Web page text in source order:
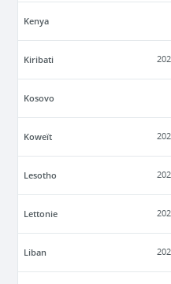
Kenya
Kiribati
Kosovo
Koweït
Lesotho
Lettonie
Liban